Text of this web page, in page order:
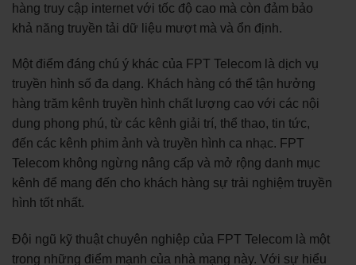
hàng truy cập internet với tốc độ cao mà còn đảm bảo
khả năng truyền tải dữ liệu mượt mà và ổn định.
Một điểm đáng chú ý khác của FPT Telecom là dịch vụ
truyền hình số đa dạng. Khách hàng có thể tận hưởng
hàng trăm kênh truyền hình chất lượng cao với các nội
dung phong phú, từ các kênh giải trí, thể thao, tin tức,
đến các kênh phim ảnh và truyền hình ca nhạc. FPT
Telecom không ngừng nâng cấp và mở rộng danh mục
kênh để mang đến cho khách hàng sự trải nghiệm truyền
hình tốt nhất.
Đội ngũ kỹ thuật chuyên nghiệp của FPT Telecom là một
trong những điểm mạnh của nhà mạng này. Với sự hiểu